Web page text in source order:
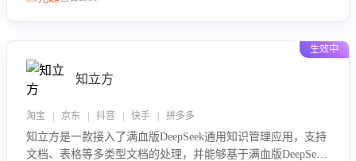
生效中
知立方
淘宝 | 京东 | 抖音 | 快手 | 拼多多
知立方是一款接入了满血版DeepSeek通用知识管理应用，支持
文档、表格等多类型文档的处理，并能够基于满血版DeepSeek